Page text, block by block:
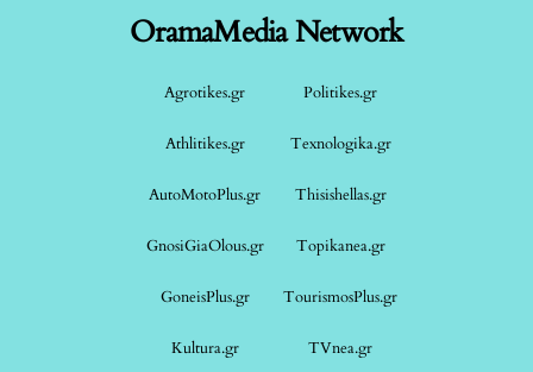
OramaMedia Network
Agrotikes.gr Politikes.gr
Athlitikes.gr Texnologika.gr
AutoMotoPlus.gr Thisishellas.gr
GnosiGiaOlous.gr Topikanea.gr
GoneisPlus.gr TourismosPlus.gr
Kultura.gr TVnea.gr